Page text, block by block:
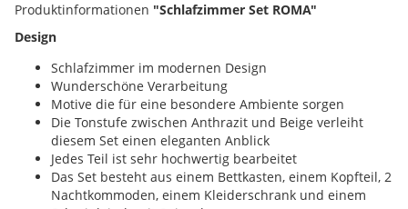
Produktinformationen "Schlafzimmer Set ROMA"
Design
Schlafzimmer im modernen Design
Wunderschöne Verarbeitung
Motive die für eine besondere Ambiente sorgen
Die Tonstufe zwischen Anthrazit und Beige verleiht
diesem Set einen eleganten Anblick
Jedes Teil ist sehr hochwertig bearbeitet
Das Set besteht aus einem Bettkasten, einem Kopfteil, 2
Nachtkommoden, einem Kleiderschrank und einem